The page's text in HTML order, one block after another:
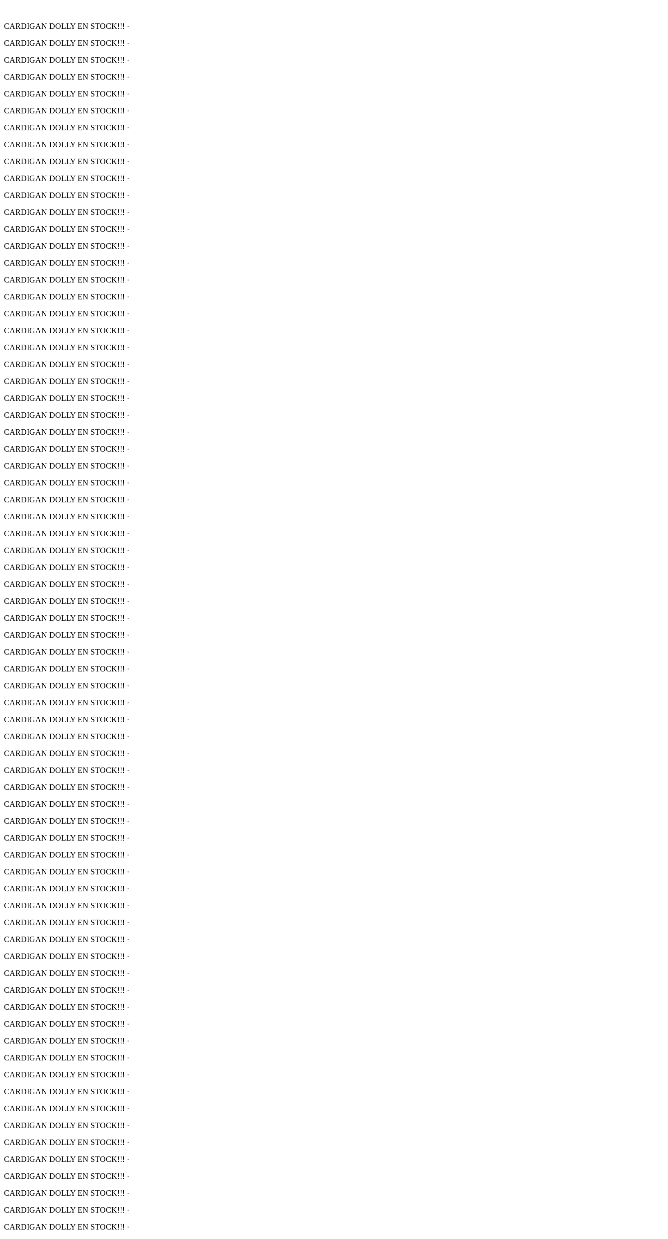
CARDIGAN DOLLY EN STOCK!!! ·
CARDIGAN DOLLY EN STOCK!!! ·
CARDIGAN DOLLY EN STOCK!!! ·
CARDIGAN DOLLY EN STOCK!!! ·
CARDIGAN DOLLY EN STOCK!!! ·
CARDIGAN DOLLY EN STOCK!!! ·
CARDIGAN DOLLY EN STOCK!!! ·
CARDIGAN DOLLY EN STOCK!!! ·
CARDIGAN DOLLY EN STOCK!!! ·
CARDIGAN DOLLY EN STOCK!!! ·
CARDIGAN DOLLY EN STOCK!!! ·
CARDIGAN DOLLY EN STOCK!!! ·
CARDIGAN DOLLY EN STOCK!!! ·
CARDIGAN DOLLY EN STOCK!!! ·
CARDIGAN DOLLY EN STOCK!!! ·
CARDIGAN DOLLY EN STOCK!!! ·
CARDIGAN DOLLY EN STOCK!!! ·
CARDIGAN DOLLY EN STOCK!!! ·
CARDIGAN DOLLY EN STOCK!!! ·
CARDIGAN DOLLY EN STOCK!!! ·
CARDIGAN DOLLY EN STOCK!!! ·
CARDIGAN DOLLY EN STOCK!!! ·
CARDIGAN DOLLY EN STOCK!!! ·
CARDIGAN DOLLY EN STOCK!!! ·
CARDIGAN DOLLY EN STOCK!!! ·
CARDIGAN DOLLY EN STOCK!!! ·
CARDIGAN DOLLY EN STOCK!!! ·
CARDIGAN DOLLY EN STOCK!!! ·
CARDIGAN DOLLY EN STOCK!!! ·
CARDIGAN DOLLY EN STOCK!!! ·
CARDIGAN DOLLY EN STOCK!!! ·
CARDIGAN DOLLY EN STOCK!!! ·
CARDIGAN DOLLY EN STOCK!!! ·
CARDIGAN DOLLY EN STOCK!!! ·
CARDIGAN DOLLY EN STOCK!!! ·
CARDIGAN DOLLY EN STOCK!!! ·
CARDIGAN DOLLY EN STOCK!!! ·
CARDIGAN DOLLY EN STOCK!!! ·
CARDIGAN DOLLY EN STOCK!!! ·
CARDIGAN DOLLY EN STOCK!!! ·
CARDIGAN DOLLY EN STOCK!!! ·
CARDIGAN DOLLY EN STOCK!!! ·
CARDIGAN DOLLY EN STOCK!!! ·
CARDIGAN DOLLY EN STOCK!!! ·
CARDIGAN DOLLY EN STOCK!!! ·
CARDIGAN DOLLY EN STOCK!!! ·
CARDIGAN DOLLY EN STOCK!!! ·
CARDIGAN DOLLY EN STOCK!!! ·
CARDIGAN DOLLY EN STOCK!!! ·
CARDIGAN DOLLY EN STOCK!!! ·
CARDIGAN DOLLY EN STOCK!!! ·
CARDIGAN DOLLY EN STOCK!!! ·
CARDIGAN DOLLY EN STOCK!!! ·
CARDIGAN DOLLY EN STOCK!!! ·
CARDIGAN DOLLY EN STOCK!!! ·
CARDIGAN DOLLY EN STOCK!!! ·
CARDIGAN DOLLY EN STOCK!!! ·
CARDIGAN DOLLY EN STOCK!!! ·
CARDIGAN DOLLY EN STOCK!!! ·
CARDIGAN DOLLY EN STOCK!!! ·
CARDIGAN DOLLY EN STOCK!!! ·
CARDIGAN DOLLY EN STOCK!!! ·
CARDIGAN DOLLY EN STOCK!!! ·
CARDIGAN DOLLY EN STOCK!!! ·
CARDIGAN DOLLY EN STOCK!!! ·
CARDIGAN DOLLY EN STOCK!!! ·
CARDIGAN DOLLY EN STOCK!!! ·
CARDIGAN DOLLY EN STOCK!!! ·
CARDIGAN DOLLY EN STOCK!!! ·
CARDIGAN DOLLY EN STOCK!!! ·
CARDIGAN DOLLY EN STOCK!!! ·
CARDIGAN DOLLY EN STOCK!!! ·